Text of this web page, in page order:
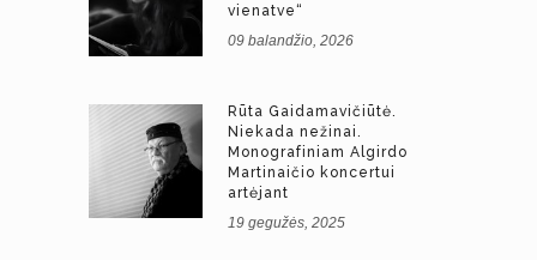
vienatve“
09 balandžio, 2026
Rūta Gaidamavičiūtė.
Niekada nežinai.
Monografiniam Algirdo
Martinaičio koncertui
artėjant
19 gegužės, 2025